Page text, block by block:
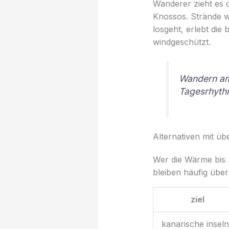
Wanderer zieht es
Knossos. Strände
losgeht, erlebt die
windgeschützt.
Wandern
Alternativen mit
Wer die Wärme
bleiben häufig
ziel
kanarische inseln